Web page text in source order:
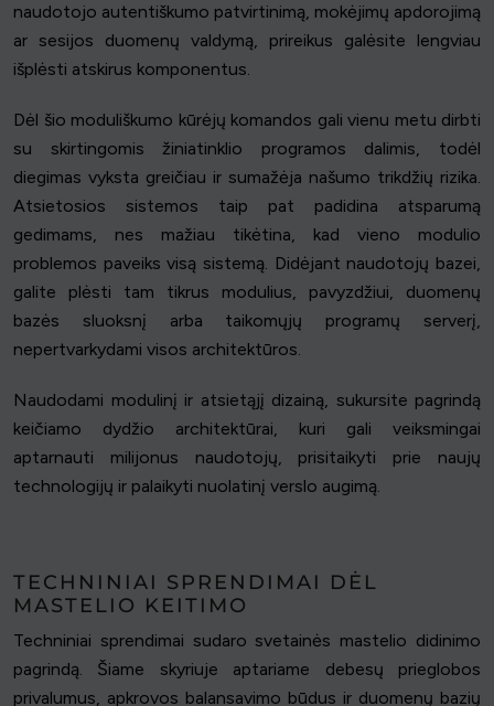
naudotojo autentiškumo patvirtinimą, mokėjimų apdorojimą
ar sesijos duomenų valdymą, prireikus galėsite lengviau
išplėsti atskirus komponentus.
Dėl šio moduliškumo kūrėjų komandos gali vienu metu dirbti
su skirtingomis žiniatinklio programos dalimis, todėl
diegimas vyksta greičiau ir sumažėja našumo trikdžių rizika.
Atsietosios sistemos taip pat padidina atsparumą
gedimams, nes mažiau tikėtina, kad vieno modulio
problemos paveiks visą sistemą. Didėjant naudotojų bazei,
galite plėsti tam tikrus modulius, pavyzdžiui, duomenų
bazės sluoksnį arba taikomųjų programų serverį,
nepertvarkydami visos architektūros.
Naudodami modulinį ir atsietąjį dizainą, sukursite pagrindą
keičiamo dydžio architektūrai, kuri gali veiksmingai
aptarnauti milijonus naudotojų, prisitaikyti prie naujų
technologijų ir palaikyti nuolatinį verslo augimą.
TECHNINIAI SPRENDIMAI DĖL
MASTELIO KEITIMO
Techniniai sprendimai sudaro svetainės mastelio didinimo
pagrindą. Šiame skyriuje aptariame debesų prieglobos
privalumus, apkrovos balansavimo būdus ir duomenų bazių